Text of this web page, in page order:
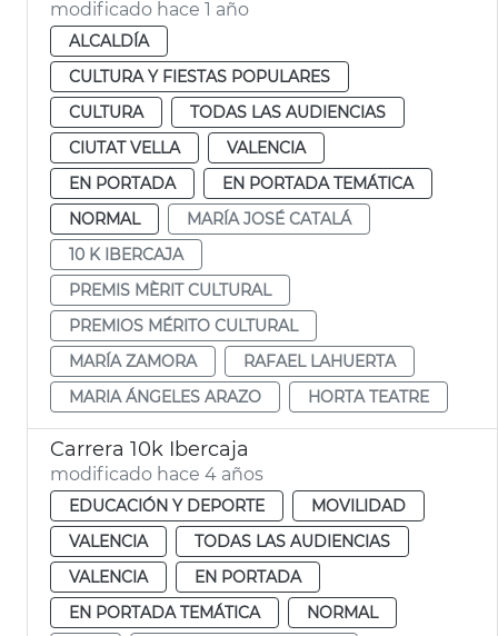
modificado hace 1 año
ALCALDÍA
CULTURA Y FIESTAS POPULARES
CULTURA
TODAS LAS AUDIENCIAS
CIUTAT VELLA
VALENCIA
EN PORTADA
EN PORTADA TEMÁTICA
NORMAL
MARÍA JOSÉ CATALÁ
10 K IBERCAJA
PREMIS MÈRIT CULTURAL
PREMIOS MÉRITO CULTURAL
MARÍA ZAMORA
RAFAEL LAHUERTA
MARIA ÁNGELES ARAZO
HORTA TEATRE
Carrera 10k Ibercaja
modificado hace 4 años
EDUCACIÓN Y DEPORTE
MOVILIDAD
VALENCIA
TODAS LAS AUDIENCIAS
VALENCIA
EN PORTADA
EN PORTADA TEMÁTICA
NORMAL